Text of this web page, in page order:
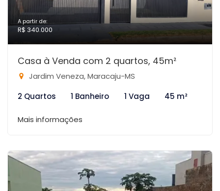
A partir de:
R$ 340.000
Casa à Venda com 2 quartos, 45m²
Jardim Veneza, Maracaju-MS
2 Quartos
1 Banheiro 1 Vaga 45 m²
Mais informações